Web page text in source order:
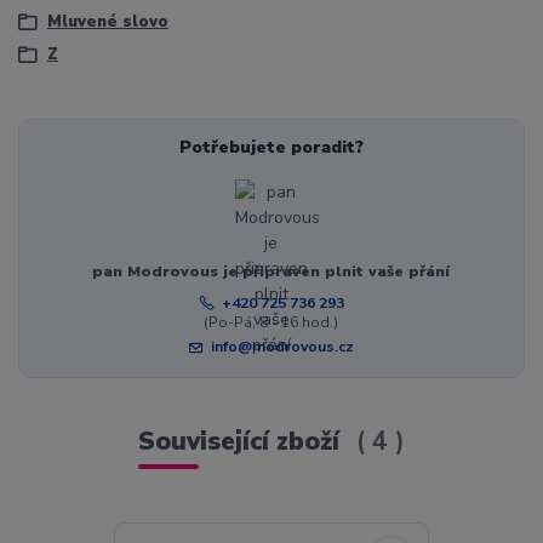
Mluvené slovo
Z
Potřebujete poradit?
pan Modrovous je připraven plnit vaše přání
+420 725 736 293
(Po-Pá, 8 - 16 hod.)
info@modrovous.cz
Související zboží 4